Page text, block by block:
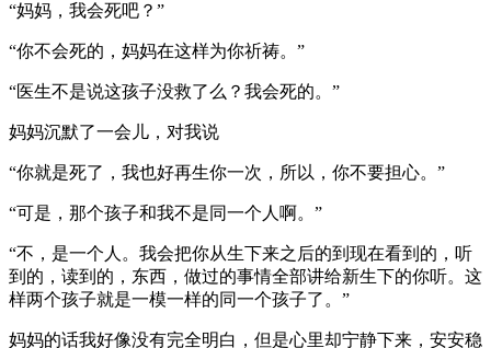
“妈妈，我会死吧？”
“你不会死的，妈妈在这样为你祈祷。”
“医生不是说这孩子没救了么？我会死的。”
妈妈沉默了一会儿，对我说
“你就是死了，我也好再生你一次，所以，你不要担心。”
“可是，那个孩子和我不是同一个人啊。”
“不，是一个人。我会把你从生下来之后的到现在看到的，听
到的，读到的，东西，做过的事情全部讲给新生下的你听。这
样两个孩子就是一模一样的同一个孩子了。”
妈妈的话我好像没有完全明白，但是心里却宁静下来，安安稳